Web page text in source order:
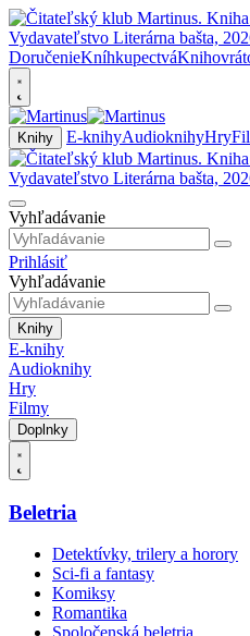
DoručenieKníhkupectvá
Knihy E-knihyAudioknihyHry
Vyhľadávanie
Prihlásiť
Vyhľadávanie
Knihy
E-knihy
Audioknihy
Hry
Filmy
Doplnky
Beletria
Detektívky, trilery a horory
Sci-fi a fantasy
Komiksy
Romantika